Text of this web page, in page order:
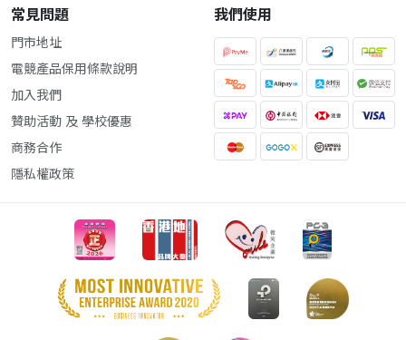
常見問題
門市地址
電競產品保用條款說明
加入我們
贊助活動 及 學校優惠
商務合作
隱私權政策
我們使用